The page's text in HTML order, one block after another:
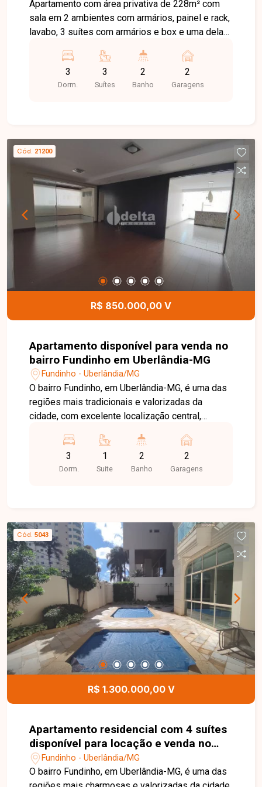
Apartamento com área privativa de 228m² com
sala em 2 ambientes com armários, painel e rack,
lavabo, 3 suítes com armários e box e uma delas
com ar condicionado, cozinha planejada, área de
serviço com banheiro, despensa, espaço para
escritório e academia e 2 vagas de garagem.
3
Dorm.
3
Suítes
2
Banho
2
Garagens
Cód. 21200
R$ 850.000,00 V
Apartamento disponível para venda no
bairro Fundinho em Uberlândia-MG
Fundinho - Uberlândia/MG
O bairro Fundinho, em Uberlândia-MG, é uma das
regiões mais tradicionais e valorizadas da
cidade, com excelente localização central,
serviços e restaurantes, ideal para quem busca
praticidade e qualidade de vida. Apartamento
com aproximadamente 189m² de área privativa,
com armários e área de serviço, ambientes
amplos e bem distribuídos que garantem
conforto. O condomínio conta com portaria 24h e
elevador, além de 2 vagas de garagem,
oferecendo mais comodidade e segurança. Uma
excelente oportunidade para quem busca espaço
e localização privilegiada. Entre em contato e
agende sua visita.
3
Dorm.
1
Suite
2
Banho
2
Garagens
Cód. 5043
R$ 1.300.000,00 V
Apartamento residencial com 4 suítes
disponível para locação e venda no
bairro Fundinho em Uberlândia-MG
Fundinho - Uberlândia/MG
O bairro Fundinho, em Uberlândia-MG, é uma das